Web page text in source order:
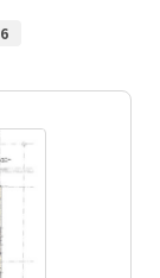
6